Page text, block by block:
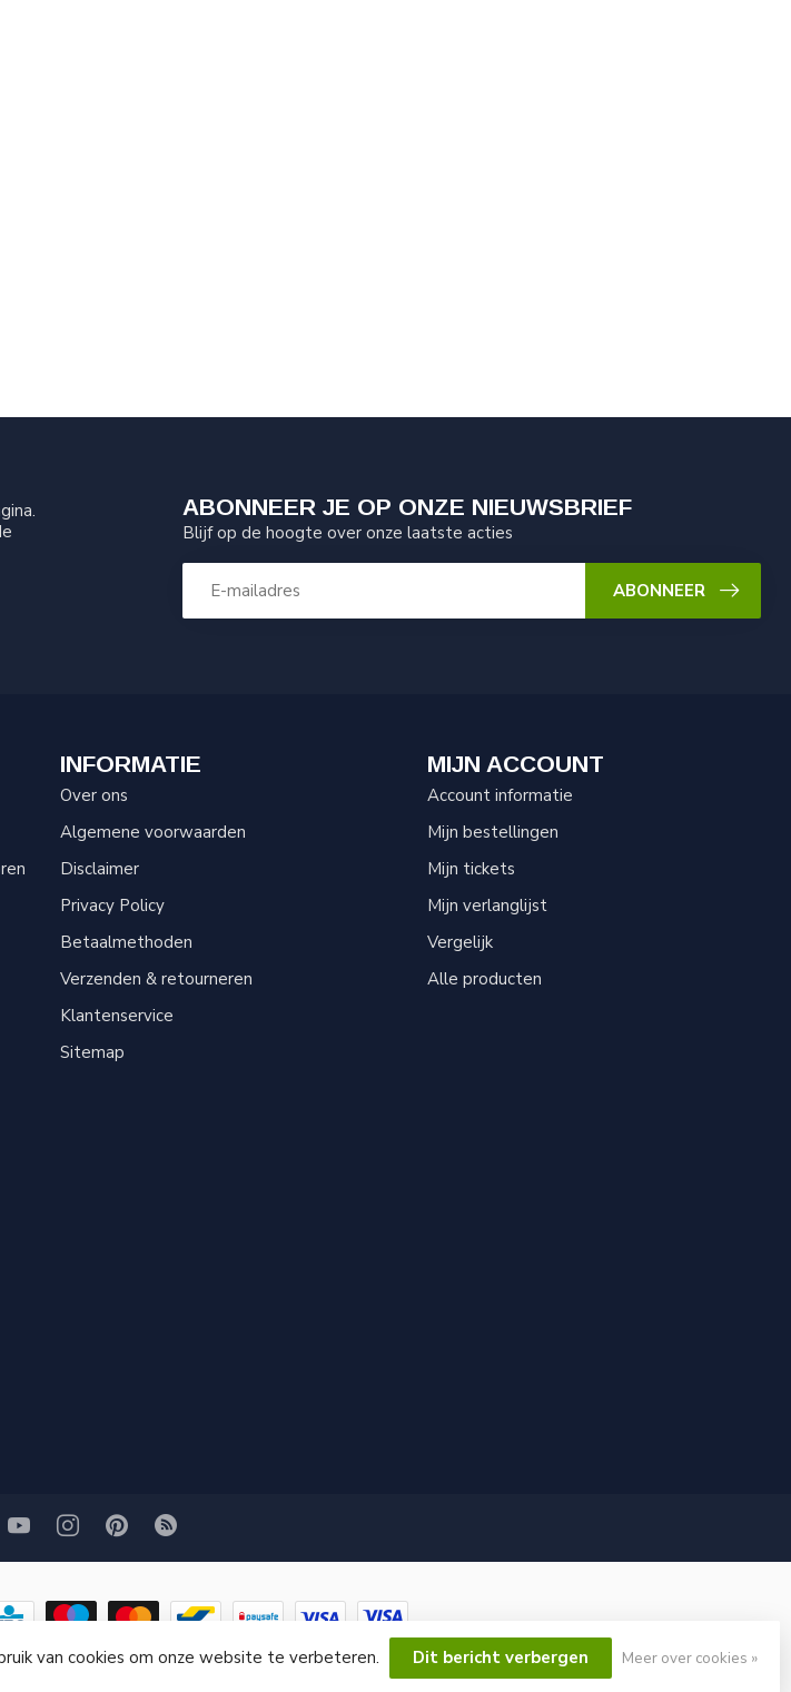
ABONNEER JE OP ONZE NIEUWSBRIEF
Blijf op de hoogte over onze laatste acties
ABONNEER
INFORMATIE
Over ons
Algemene voorwaarden
Disclaimer
Privacy Policy
Betaalmethoden
Verzenden & retourneren
Klantenservice
Sitemap
MIJN ACCOUNT
Account informatie
Mijn bestellingen
Mijn tickets
Mijn verlanglijst
Vergelijk
Alle producten
GRITSTRAALWINKEL
van cookies om onze website te verbeteren. Dit bericht verbergen Meer over cookies »